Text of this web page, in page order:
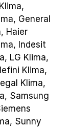
General
Haier
Indesit
LG Klima,
Klima,
Klima,
Samsung
Sunny